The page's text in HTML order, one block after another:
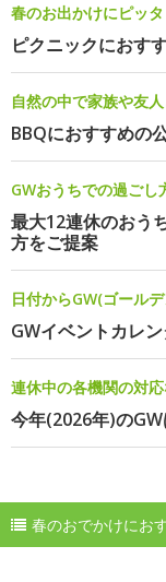
春のお出かけにピッタ
ピクニックにおす
自然の中で家族や友
BBQにおすすめの
GWおうちでの過ごし
最大12連休のおう
方をご提案
日付からGW(ゴール
GWイベントカレ
連休中の各機関の対
今年(2026年)の
春のおでかけにお